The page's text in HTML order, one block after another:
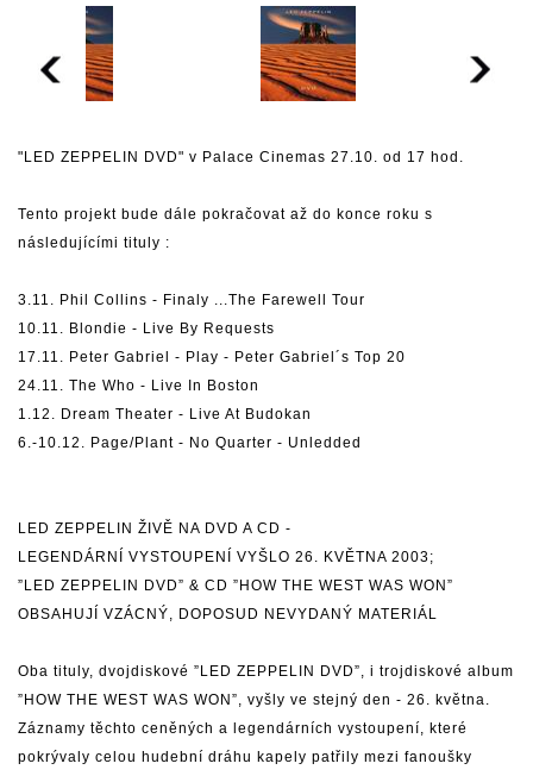
"LED ZEPPELIN DVD" v Palace Cinemas 27.10. od 17 hod.
Tento projekt bude dále pokračovat až do konce roku s
následujícími tituly :
3.11. Phil Collins - Finaly ...The Farewell Tour
10.11. Blondie - Live By Requests
17.11. Peter Gabriel - Play - Peter Gabriel´s Top 20
24.11. The Who - Live In Boston
1.12. Dream Theater - Live At Budokan
6.-10.12. Page/Plant - No Quarter - Unledded
LED ZEPPELIN ŽIVĚ NA DVD A CD -
LEGENDÁRNÍ VYSTOUPENÍ VYŠLO 26. KVĚTNA 2003;
”LED ZEPPELIN DVD” & CD ”HOW THE WEST WAS WON”
OBSAHUJÍ VZÁCNÝ, DOPOSUD NEVYDANÝ MATERIÁL
Oba tituly, dvojdiskové ”LED ZEPPELIN DVD”, i trojdiskové album
”HOW THE WEST WAS WON”, vyšly ve stejný den - 26. května.
Záznamy těchto ceněných a legendárních vystoupení, které
pokrývaly celou hudební dráhu kapely patřily mezi fanoušky